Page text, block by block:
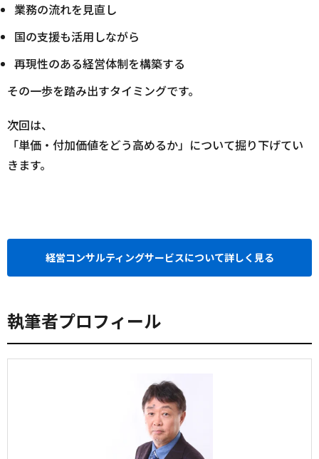
業務の流れを見直し
国の支援も活用しながら
再現性のある経営体制を構築する
その一歩を踏み出すタイミングです。
次回は、
「単価・付加価値をどう高めるか」について掘り下げてい
きます。
経営コンサルティングサービスについて詳しく見る